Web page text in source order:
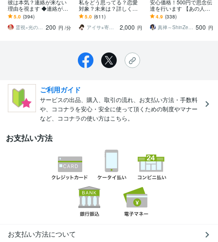
彼は本気？連絡が来ない
理由を視ます ◆連絡が来
ない理由と彼の本気度を
見極めます
5.0 (394)
霊視×光の柱 カルマ先生 200 円 /分
私をどう思ってる？恋愛
対象？未来は？詳しく占
います どうすればこの恋
は成就するの？◆霊視×タ
ロットで不倫/復縁も
5.0 (611)
アイサ⋆寄り添い士
2,000 円
安心価格！500円で思念伝
達を行います 【あの人の
本当の気持ち】を、解き
明かしていきましょう★
4.9 (338)
真禅～ShinZen～ 500 円
ご利用ガイド
サービスの出品、購入、取引の流れ、お支払い方法・手数料
や、ココナラを安心・安全に使って頂くための制度やマナー
など、ココナラの使い方はこちら。
お支払い方法
お支払い方法について